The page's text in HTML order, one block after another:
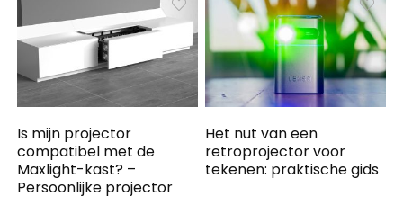
Is mijn projector
compatibel met de
Maxlight-kast? –
Persoonlijke projector
Het nut van een
retroprojector voor
tekenen: praktische gids